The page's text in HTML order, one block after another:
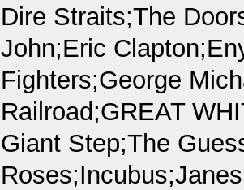
Dire Straits;The
John;Eric
Fighters;George
Railroad;GREAT
Giant Step;The